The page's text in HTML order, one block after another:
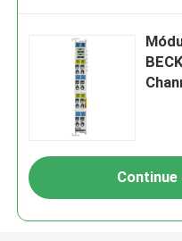
Continue